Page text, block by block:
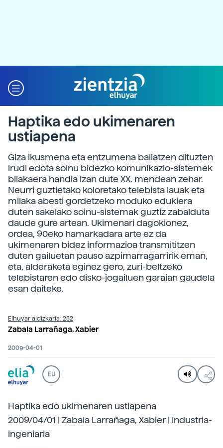
Haptika edo ukimenaren
ustiapena
Giza ikusmena eta entzumena baliatzen dituzten
irudi edota soinu bidezko komunikazio-sistemek
bilakaera handia izan dute XX. mendean zehar.
Neurri guztietako koloretako telebista lauak eta
milaka abesti gordetzeko moduko edukiera
duten sakelako soinu-sistemak guztiz zabalduta
daude gure artean. Ukimenari dagokionez,
ordea, 90eko hamarkadara arte ez da
ukimenaren bidez informazioa transmititzen
duten gailuetan pauso azpimarragarririk eman,
eta, alderaketa eginez gero, zuri-beltzeko
telebistaren edo disko-jogailuen garaian gaudela
esan daiteke.
Elhuyar aldizkaria: 252
Zabala Larrañaga, Xabier
2009-04-01
EU
Haptika edo ukimenaren ustiapena
2009/04/01 | Zabala Larrañaga, Xabier | Industria-
ingeniaria